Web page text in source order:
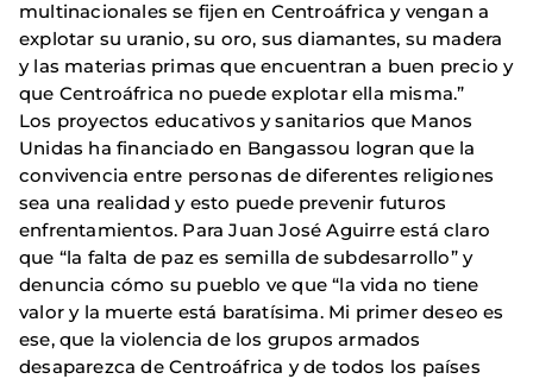
multinacionales se fijen en Centroáfrica y vengan a
explotar su uranio, su oro, sus diamantes, su madera
y las materias primas que encuentran a buen precio y
que Centroáfrica no puede explotar ella misma.”
Los proyectos educativos y sanitarios que Manos
Unidas ha financiado en Bangassou logran que la
convivencia entre personas de diferentes religiones
sea una realidad y esto puede prevenir futuros
enfrentamientos. Para Juan José Aguirre está claro
que “la falta de paz es semilla de subdesarrollo” y
denuncia cómo su pueblo ve que “la vida no tiene
valor y la muerte está baratísima. Mi primer deseo es
ese, que la violencia de los grupos armados
desaparezca de Centroáfrica y de todos los países